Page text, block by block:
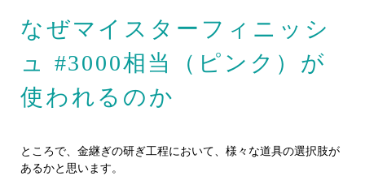
なぜマイスターフィニッシ
ュ #3000相当（ピンク）が
使われるのか
ところで、金継ぎの研ぎ工程において、様々な道具の選択肢が
あるかと思います。